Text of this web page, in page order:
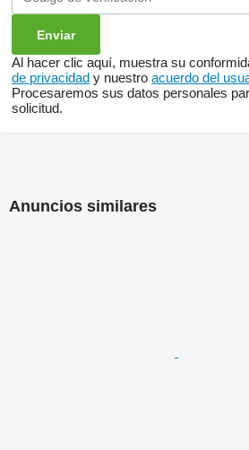
Al hacer clic aquí, muestra su
de privacidad y nuestro acuerdo del
Procesaremos sus datos personales
solicitud.
Anuncios similares